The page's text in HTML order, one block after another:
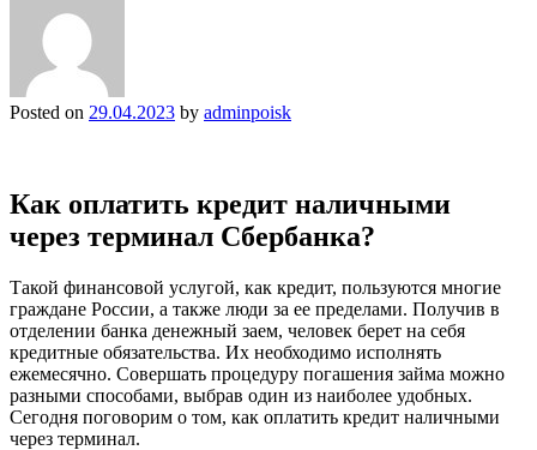
Posted on 29.04.2023 by adminpoisk
Как оплатить кредит наличными
через терминал Сбербанка?
Такой финансовой услугой, как кредит, пользуются многие
граждане России, а также люди за ее пределами. Получив в
отделении банка денежный заем, человек берет на себя
кредитные обязательства. Их необходимо исполнять
ежемесячно. Совершать процедуру погашения займа можно
разными способами, выбрав один из наиболее удобных.
Сегодня поговорим о том, как оплатить кредит наличными
через терминал.